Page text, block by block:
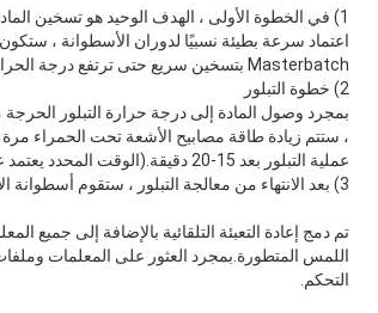
1) في الخطوة الأولى ، الهدف الوحيد هو تسخين المادة إلى درجة حرارة مسبقة الإعداد.
Masterbatch بتسخين سريع حتى ترتفع درجة الحرارة إلى درجة الحرارة المحددة مسبقًا
2) خطوة التبلور
بمجرد وصول المادة إلى درجة حرارة التبلور
، ستتم زيادة طاقة مصابيح الأشعة تحت الحمراء مرة
عملية التبلور بعد 15-20 دقيقة.(الوقت المحدد يعتمد على خاصية المادة)
3) بعد الانتهاء من معالجة التبلور ، ستقوم أسطوانة الأشعة تحت الحمراء بتفريغ المواد تلقائيًا وإعادة تعبئة الأسطوانة للدورة التالية
تم دمج إعادة التعبئة التلقائية بالإضافة إلى
اللمس المتطورة.بمجرد العثور على المعلمات
التحكم.